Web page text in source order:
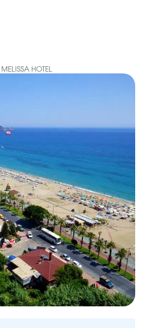
HOTEL